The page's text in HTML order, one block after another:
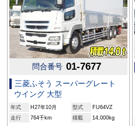
問合番号 01-7677
三菱ふそう スーパーグレート
ウイング 大型
年式 H27年10月 型式
FU64VZ
走行
764千km 積載 14,000kg